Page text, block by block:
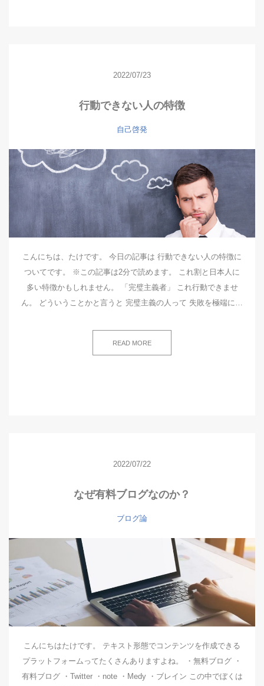
2022/07/23
行動できない人の特徴
自己啓発
こんにちは、たけです。 今日の記事は 行動できない人の特徴に
ついてです。 ※この記事は2分で読めます。 これ割と日本人に
多い特徴かもしれません。 「完璧主義者」 これ行動できませ
ん。 どういうことかと言うと 完璧主義の人って 失敗を極端に…
READ MORE
2022/07/22
なぜ有料ブログなのか？
ブログ論
こんにちはたけです。 テキスト形態でコンテンツを作成できる
プラットフォームってたくさんありますよね。 ・無料ブログ ・
有料ブログ ・Twitter ・note ・Medy ・ブレイン この中でぼくは